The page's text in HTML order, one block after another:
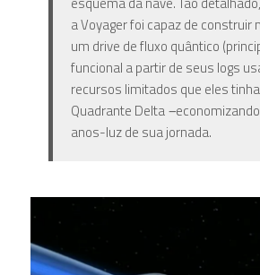
a Voyager foi capaz de construir
um drive de fluxo quântico
funcional a partir de seus logs
recursos limitados que eles
Quadrante Delta–
anos-luz de sua jornada.